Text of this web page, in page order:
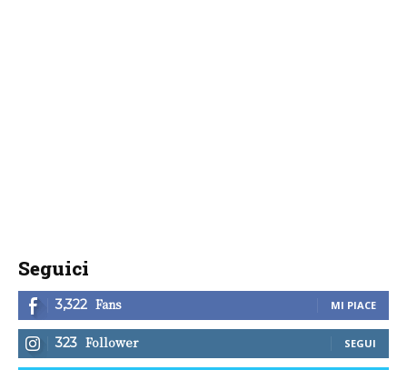
Seguici
3,322 Fans MI PIACE
323 Follower SEGUI